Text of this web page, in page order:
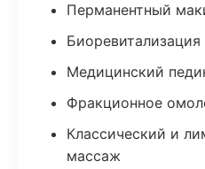
Перманентный
Медицинский
Фракционное
Классический и
массаж